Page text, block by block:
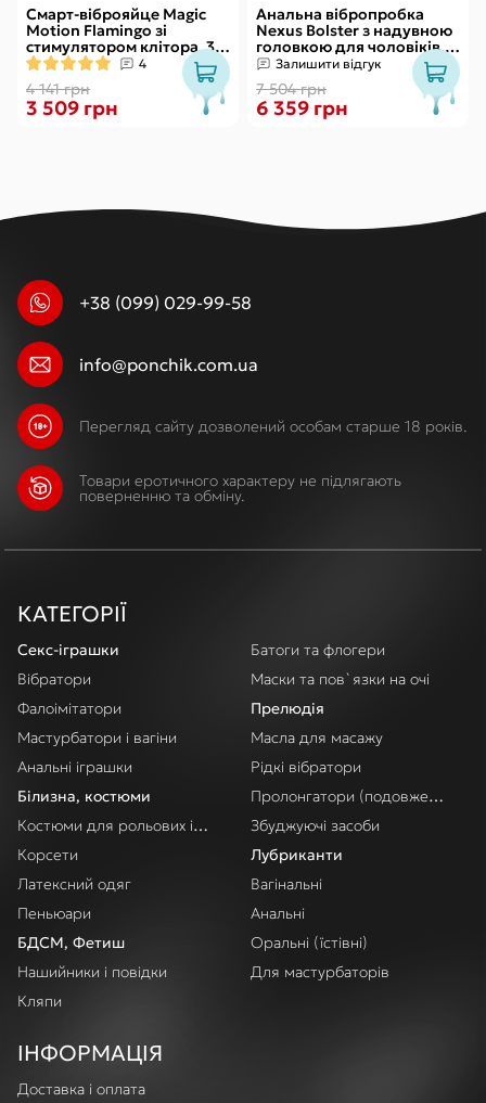
Смарт-віброяйце Magic
Motion Flamingo зі
стимулятором клітора, 3
види вправ Кегеля
4
4 141 грн
3 509 грн
Анальна вібропробка
Nexus Bolster з надувною
головкою для чоловіків,
пульт ДК
Залишити відгук
7 504 грн
6 359 грн
+38 (099) 029-99-58
info@ponchik.com.ua
Перегляд сайту дозволений особам старше 18 років.
Товари еротичного характеру не підлягають
поверненню та обміну.
КАТЕГОРІЇ
Секс-іграшки
Вібратори
Фалоімітатори
Мастурбатори і вагіни
Анальні іграшки
Білизна, костюми
Костюми для рольових ігор
Корсети
Латексний одяг
Пеньюари
БДСМ, Фетиш
Нашийники і повідки
Кляпи
Батоги та флогери
Маски та пов`язки на очі
Прелюдія
Масла для масажу
Рідкі вібратори
Пролонгатори (подовження
Збуджуючі засоби
Лубриканти
Вагінальні
Анальні
Оральні (їстівні)
Для мастурбаторів
ІНФОРМАЦІЯ
Доставка і оплата